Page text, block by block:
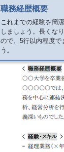
職務経歴概要
これまでの経験を簡
しましょう。長くな
ので、5行以内程度で
う。